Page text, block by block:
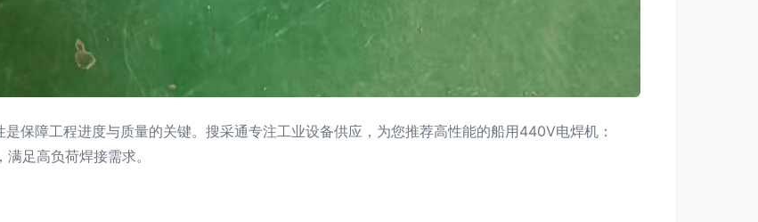
保障工程进度与质量的关键。搜采通专注工业设备供应，为您推荐高性能的船用440V电焊机：
足高负荷焊接需求。